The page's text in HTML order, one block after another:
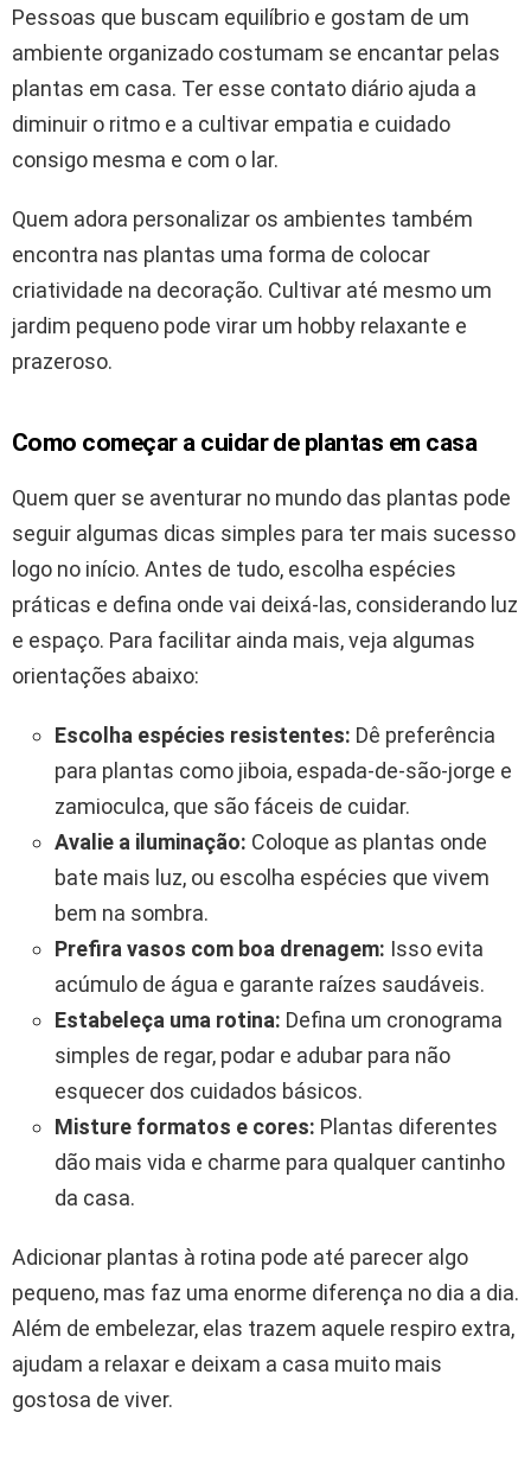
Pessoas que buscam equilíbrio e gostam de um
ambiente organizado costumam se encantar pelas
plantas em casa. Ter esse contato diário ajuda a
diminuir o ritmo e a cultivar empatia e cuidado
consigo mesma e com o lar.
Quem adora personalizar os ambientes também
encontra nas plantas uma forma de colocar
criatividade na decoração. Cultivar até mesmo um
jardim pequeno pode virar um hobby relaxante e
prazeroso.
Como começar a cuidar de plantas em casa
Quem quer se aventurar no mundo das plantas pode
seguir algumas dicas simples para ter mais sucesso
logo no início. Antes de tudo, escolha espécies
práticas e defina onde vai deixá-las, considerando luz
e espaço. Para facilitar ainda mais, veja algumas
orientações abaixo:
Escolha espécies resistentes: Dê preferência
para plantas como jiboia, espada-de-são-jorge e
zamioculca, que são fáceis de cuidar.
Avalie a iluminação: Coloque as plantas onde
bate mais luz, ou escolha espécies que vivem
bem na sombra.
Prefira vasos com boa drenagem: Isso evita
acúmulo de água e garante raízes saudáveis.
Estabeleça uma rotina: Defina um cronograma
simples de regar, podar e adubar para não
esquecer dos cuidados básicos.
Misture formatos e cores: Plantas diferentes
dão mais vida e charme para qualquer cantinho
da casa.
Adicionar plantas à rotina pode até parecer algo
pequeno, mas faz uma enorme diferença no dia a dia.
Além de embelezar, elas trazem aquele respiro extra,
ajudam a relaxar e deixam a casa muito mais
gostosa de viver.